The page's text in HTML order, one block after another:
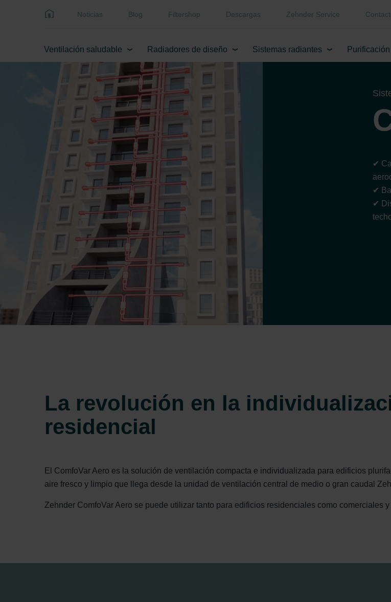
Noticias Blog Filtershop Descargas Zehnder Service
Ventilación saludable Radiadores de diseño Sistemas radiantes
✔
✔
✔
La revolución en la
residencial
El ComfoVar Aero es la solución de ventilación compacta e individualizada para edificios
aire fresco y limpio que llega desde la unidad de ventilación central de medio o gran caudal
Zehnder ComfoVar Aero se puede utilizar tanto para edificios residenciales como comerciales